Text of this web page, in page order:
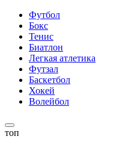
Футбол
Бокс
Тенис
Биатлон
Легкая атлетика
Футзал
Баскетбол
Хокей
Волейбол
топ